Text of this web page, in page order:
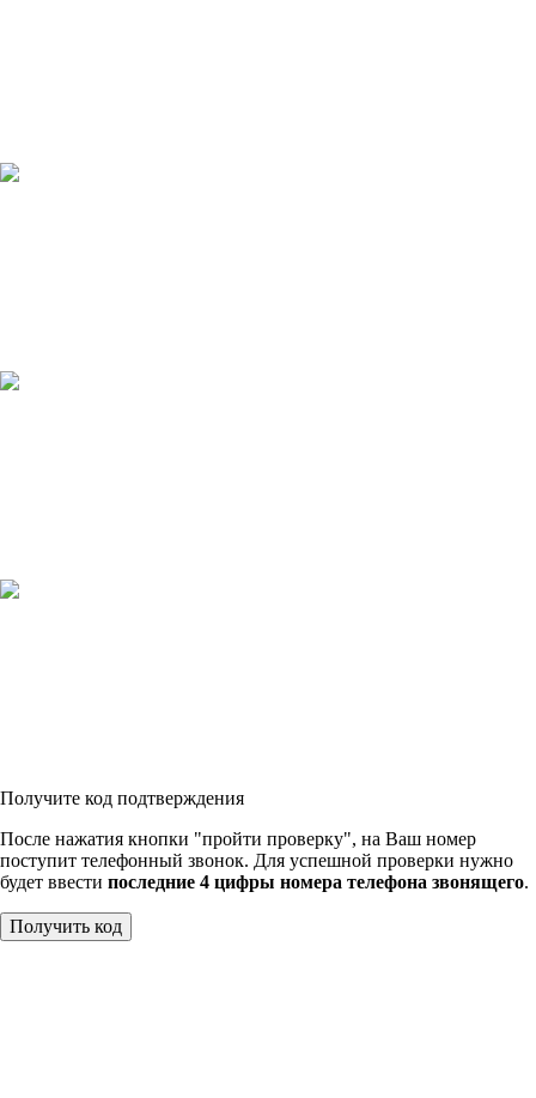
Получите код подтверждения
После нажатия кнопки "пройти проверку", на Ваш номер
поступит телефонный звонок. Для успешной проверки нужно
будет ввести последние 4 цифры номера телефона звонящего.
Получить код